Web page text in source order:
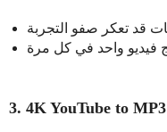
3. 4K YouTube to MP3